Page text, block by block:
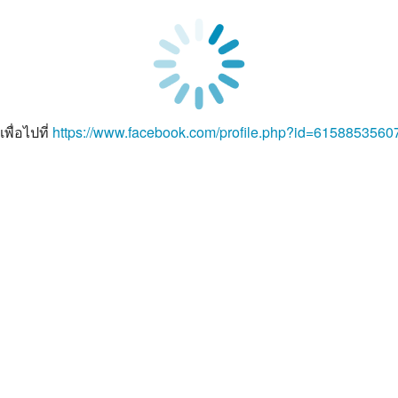
พื่อไปที่ https://www.facebook.com/